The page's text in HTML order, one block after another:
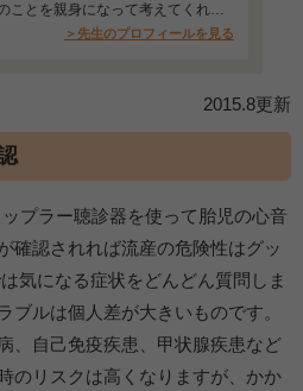
ことを親身になって考えてくれ
＞先生のプロフィールを見る
2015.8更新
プラー聴診器を使って胎児の心音
確認されれば流産の危険性はグッ
気になる症状をどんどん質問しま
ブルは個人差が大きいものです。
、自己免疫疾患、甲状腺疾患など
のリスクは高くなりますが、かか